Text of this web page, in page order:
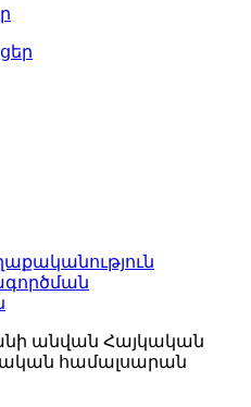
անվան Հայկական
համալսարան